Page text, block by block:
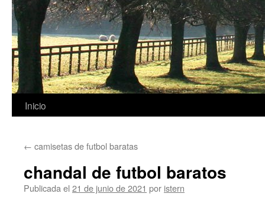
Saltar
contenido
Inicio
← camisetas de futbol baratas
chandal de futbol baratos
Publicada el 21 de junio de 2021 por istern